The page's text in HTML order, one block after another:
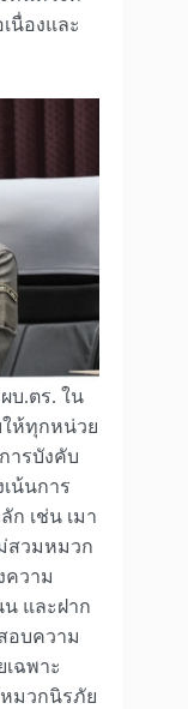
นื่องและ
บ.ตร. ใน
ให้ทุกหน่วย
ารบังคับ
น้นการ
ก เช่น เมา
สวมหมวก
ความ
และฝาก
อบความ
ฉพาะ
หมวกนิรภัย